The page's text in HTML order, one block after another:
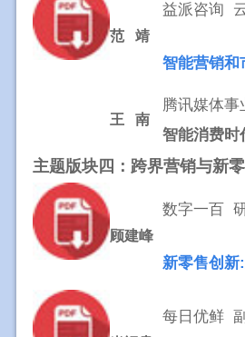
范 靖
益派咨询
智能营销和
王 南
腾讯媒体
智能消费时
主题版块四：跨界营
顾建峰
数字一百
新零售创新
每日优鲜